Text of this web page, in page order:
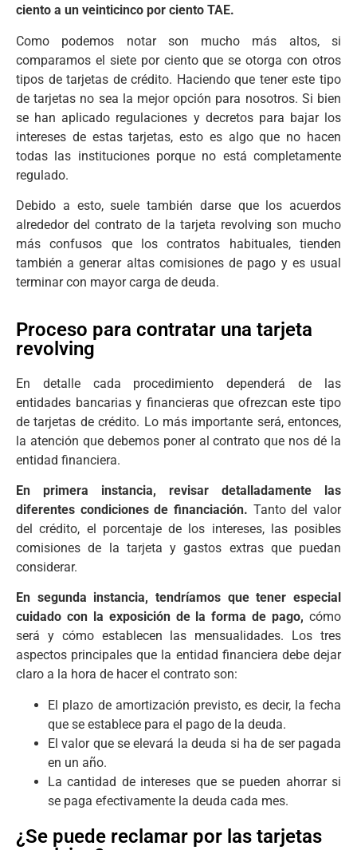
ciento a un veinticinco por ciento TAE.
Como podemos notar son mucho más altos, si
comparamos el siete por ciento que se otorga con otros
tipos de tarjetas de crédito. Haciendo que tener este tipo
de tarjetas no sea la mejor opción para nosotros. Si bien
se han aplicado regulaciones y decretos para bajar los
intereses de estas tarjetas, esto es algo que no hacen
todas las instituciones porque no está completamente
regulado.
Debido a esto, suele también darse que los acuerdos
alrededor del contrato de la tarjeta revolving son mucho
más confusos que los contratos habituales, tienden
también a generar altas comisiones de pago y es usual
terminar con mayor carga de deuda.
Proceso para contratar una tarjeta
revolving
En detalle cada procedimiento dependerá de las
entidades bancarias y financieras que ofrezcan este tipo
de tarjetas de crédito. Lo más importante será, entonces,
la atención que debemos poner al contrato que nos dé la
entidad financiera.
En primera instancia, revisar detalladamente las
diferentes condiciones de financiación. Tanto del valor
del crédito, el porcentaje de los intereses, las posibles
comisiones de la tarjeta y gastos extras que puedan
considerar.
En segunda instancia, tendríamos que tener especial
cuidado con la exposición de la forma de pago, cómo
será y cómo establecen las mensualidades. Los tres
aspectos principales que la entidad financiera debe dejar
claro a la hora de hacer el contrato son:
El plazo de amortización previsto, es decir, la fecha
que se establece para el pago de la deuda.
El valor que se elevará la deuda si ha de ser pagada
en un año.
La cantidad de intereses que se pueden ahorrar si
se paga efectivamente la deuda cada mes.
¿Se puede reclamar por las tarjetas